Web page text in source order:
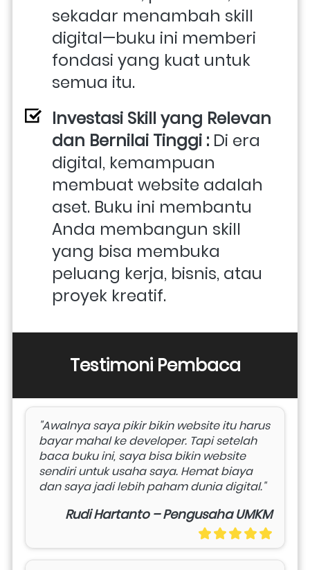
sekadar menambah skill
digital—buku ini memberi
fondasi yang kuat untuk
semua itu.
Investasi Skill yang Relevan
dan Bernilai Tinggi : Di era
digital, kemampuan
membuat website adalah
aset. Buku ini membantu
Anda membangun skill
yang bisa membuka
peluang kerja, bisnis, atau
proyek kreatif.
Testimoni Pembaca
"Awalnya saya pikir bikin website itu harus
bayar mahal ke developer. Tapi setelah
baca buku ini, saya bisa bikin website
sendiri untuk usaha saya. Hemat biaya
dan saya jadi lebih paham dunia digital."
Rudi Hartanto – Pengusaha UMKM